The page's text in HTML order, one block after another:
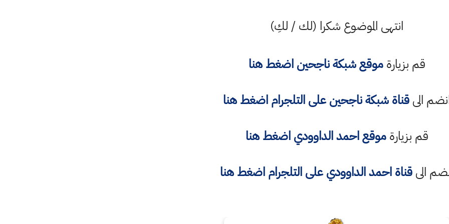
انتهى الموضوع شكرا (لك / لكِ)
قم بزيارةموقع شبكة ناجحين اضغط هنا
الىقناة شبكة ناجحين على التلجرام اضغط هنا
قم بزيارةموقع احمد الداوودي اضغط هنا
الىقناةاحمد الداووديعلى التلجرام اضغط هنا